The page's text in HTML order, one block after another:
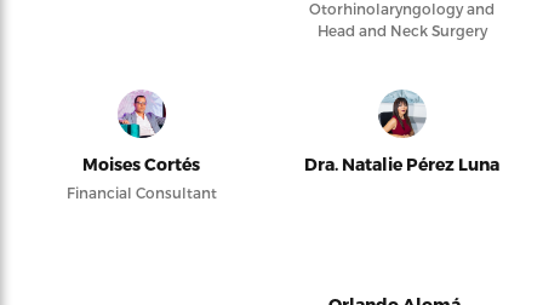
Otorhinolaryngology and
Head and Neck Surgery
Moises Cortés
Financial Consultant
Dra. Natalie Pérez Luna